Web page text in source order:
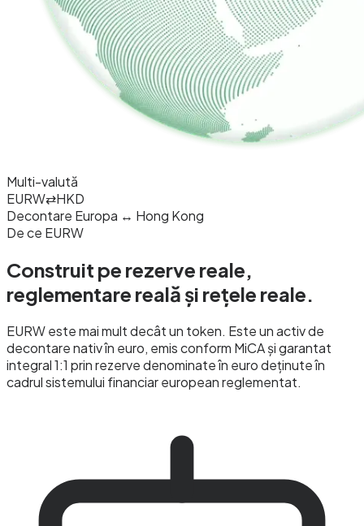
Multi-valută
EURW⇄HKD
Decontare Europa ↔ Hong Kong
De ce EURW
Construit pe rezerve reale,
reglementare reală și rețele reale.
EURW este mai mult decât un token. Este un activ de
decontare nativ în euro, emis conform MiCA și garantat
integral 1:1 prin rezerve denominate în euro deținute în
cadrul sistemului financiar european reglementat.